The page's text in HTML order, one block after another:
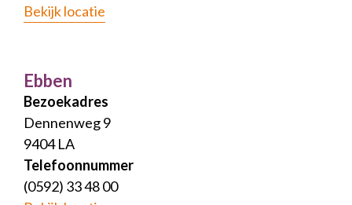
Bekijk locatie
Ebben
Bezoekadres
Dennenweg 9
9404 LA
Telefoonnummer
(0592) 33 48 00